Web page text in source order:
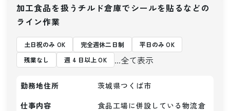
加工食品を扱うチルド倉庫でシールを貼るなどの
ライン作業
土日祝のみ OK 完全週休二日制
平日のみ OK
残業なし
週 4 日以上 OK ...全て表示
勤務地住所
茨城県つくば市
仕事内容
食品工場に併設している物流倉